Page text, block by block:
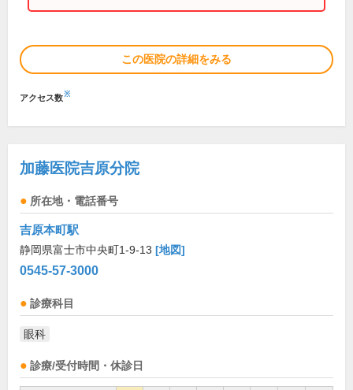
この医院の詳細をみる
アクセス数※
加藤医院吉原分院
所在地・電話番号
吉原本町駅
静岡県富士市中央町1-9-13 [地図]
0545-57-3000
診療科目
眼科
診療/受付時間・休診日